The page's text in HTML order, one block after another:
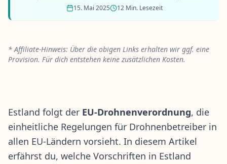
15. Mai 2025
12 Min. Lesezeit
* Affiliate-Hinweis: Über die obigen Links erhalten wir ggf. eine
Provision. Für dich entstehen keine zusätzlichen Kosten.
Estland folgt der EU-Drohnenverordnung, die
einheitliche Regelungen für Drohnenbetreiber in
allen EU-Ländern vorsieht. In diesem Artikel
erfährst du, welche Vorschriften in Estland